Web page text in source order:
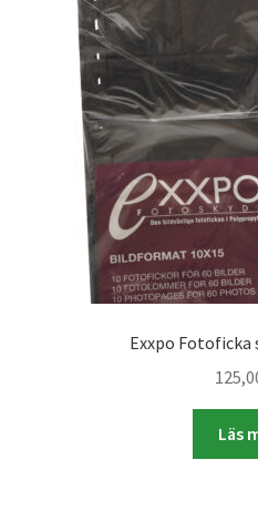
Canvasbilder
Videoöverföring / Smalfilm
Tackkort
Almanacka / Kalender
Exxpo Fotoficka
Läs